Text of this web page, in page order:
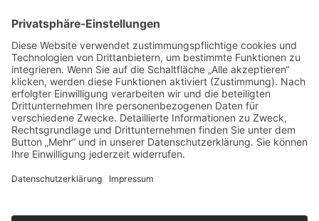
Dienstag
08:30 - 12:00 Uhr
13:00 - 18:00 Uhr
Donnerstag
08:30 - 12:00 Uhr
13:00 - 16:00 Uhr
Sprechzeiten Einwohnermeldeamt
Dienstag
08:30 - 12:00 Uhr
13:00 - 18:00 Uhr
Donnerstag
08:30 - 12:00 Uhr
13:00 - 16:00 Uhr